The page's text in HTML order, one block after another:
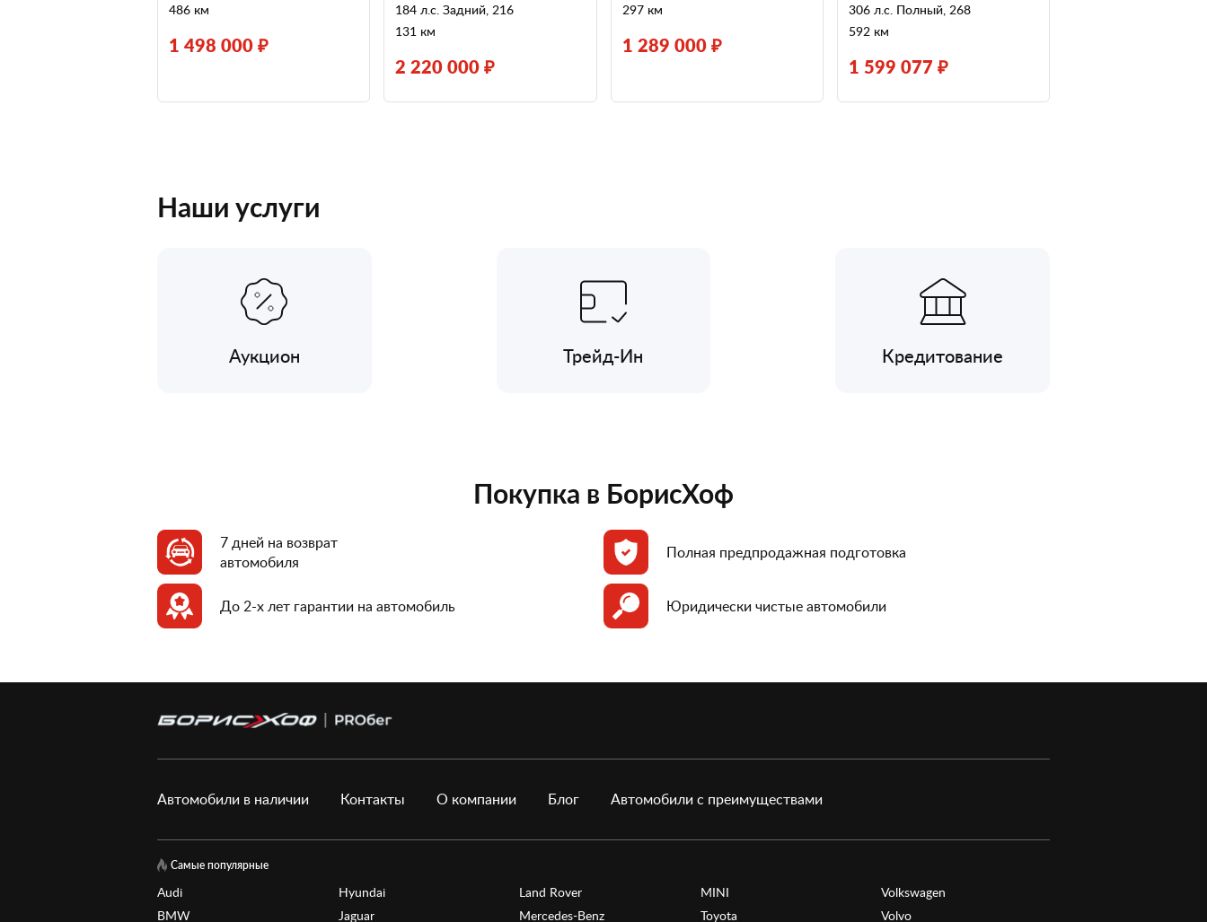
486 км
1 498 000 ₽
184 л.с. Задний, 216
131 км
2 220 000 ₽
297 км
1 289 000 ₽
306 л.с. Полный, 268
592 км
1 599 077 ₽
Наши услуги
Аукцион Трейд-Ин Кредитование
Покупка в БорисХоф
7 дней на возврат
автомобиля
Полная предпродажная подготовка
До 2-х лет гарантии на автомобиль Юридически чистые автомобили
Автомобили в наличии Контакты О компании Блог Автомобили с преимуществами
Самые популярные
Audi
BMW
Hyundai
Jaguar
Land Rover
Mercedes-Benz
MINI
Toyota
Volkswagen
Volvo